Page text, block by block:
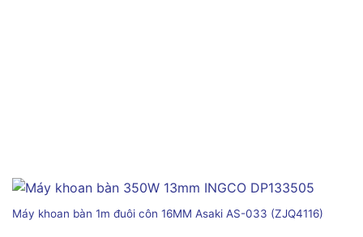
Máy khoan bàn 1m đuôi côn 16MM Asaki AS-033 (ZJQ4116)